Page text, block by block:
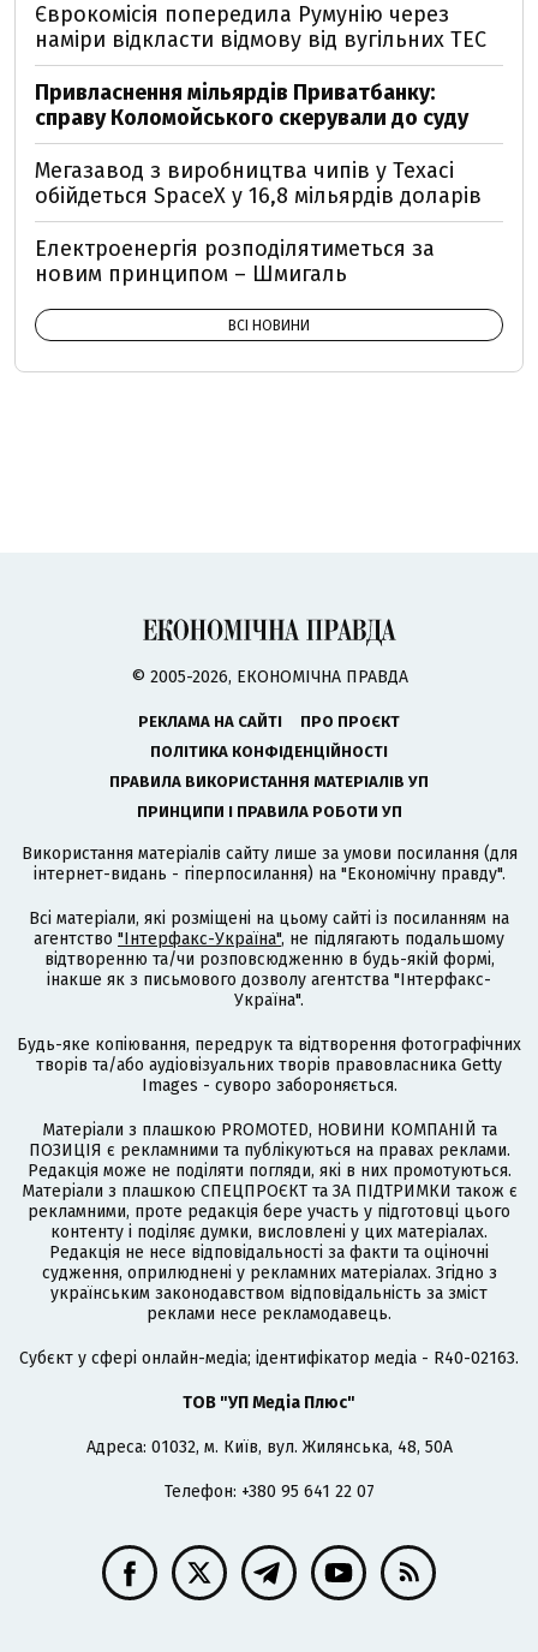
Єврокомісія попередила Румунію через
наміри відкласти відмову від вугільних ТЕС
Привласнення мільярдів Приватбанку:
справу Коломойського скерували до суду
Мегазавод з виробництва чипів у Техасі
обійдеться SpaceX у 16,8 мільярдів доларів
Електроенергія розподілятиметься за
новим принципом – Шмигаль
ВСІ НОВИНИ
© 2005-2026, ЕКОНОМІЧНА ПРАВДА
РЕКЛАМА НА САЙТІ
ПРО ПРОЄКТ
ПОЛІТИКА КОНФІДЕНЦІЙНОСТІ
ПРАВИЛА ВИКОРИСТАННЯ МАТЕРІАЛІВ УП
ПРИНЦИПИ І ПРАВИЛА РОБОТИ УП
Використання матеріалів сайту лише за умови посилання (для
інтернет-видань - гіперпосилання) на "Економічну правду".
Всі матеріали, які розміщені на цьому сайті із посиланням на
агентство "Інтерфакс-Україна", не підлягають подальшому
відтворенню та/чи розповсюдженню в будь-якій формі,
інакше як з письмового дозволу агентства "Інтерфакс-
Україна".
Будь-яке копіювання, передрук та відтворення фотографічних
творів та/або аудіовізуальних творів правовласника Getty
Images - суворо забороняється.
Матеріали з плашкою PROMOTED, НОВИНИ КОМПАНІЙ та
ПОЗИЦІЯ є рекламними та публікуються на правах реклами.
Редакція може не поділяти погляди, які в них промотуються.
Матеріали з плашкою СПЕЦПРОЄКТ та ЗА ПІДТРИМКИ також є
рекламними, проте редакція бере участь у підготовці цього
контенту і поділяє думки, висловлені у цих матеріалах.
Редакція не несе відповідальності за факти та оціночні
судження, оприлюднені у рекламних матеріалах. Згідно з
українським законодавством відповідальність за зміст
реклами несе рекламодавець.
Cубєкт у сфері онлайн-медіа; ідентифікатор медіа - R40-02163.
ТОВ "УП Медіа Плюс"
Адреса: 01032, м. Київ, вул. Жилянська, 48, 50А
Телефон: +380 95 641 22 07